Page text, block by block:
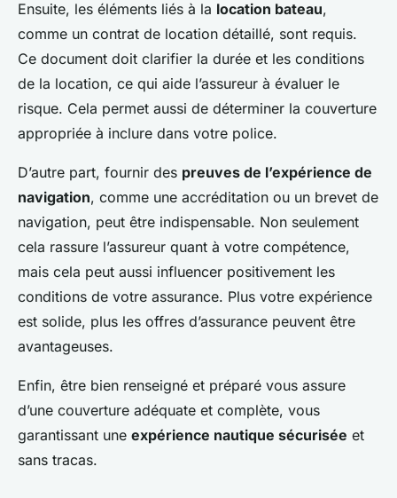
Ensuite, les éléments liés à la location bateau,
comme un contrat de location détaillé, sont requis.
Ce document doit clarifier la durée et les conditions
de la location, ce qui aide l’assureur à évaluer le
risque. Cela permet aussi de déterminer la couverture
appropriée à inclure dans votre police.
D’autre part, fournir des preuves de l’expérience de
navigation, comme une accréditation ou un brevet de
navigation, peut être indispensable. Non seulement
cela rassure l’assureur quant à votre compétence,
mais cela peut aussi influencer positivement les
conditions de votre assurance. Plus votre expérience
est solide, plus les offres d’assurance peuvent être
avantageuses.
Enfin, être bien renseigné et préparé vous assure
d’une couverture adéquate et complète, vous
garantissant une expérience nautique sécurisée et
sans tracas.